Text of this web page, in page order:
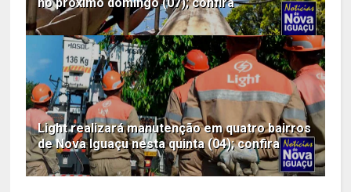
Light realizará manutenção em quatro bairros
de Nova Iguaçu nesta quinta (04); confira